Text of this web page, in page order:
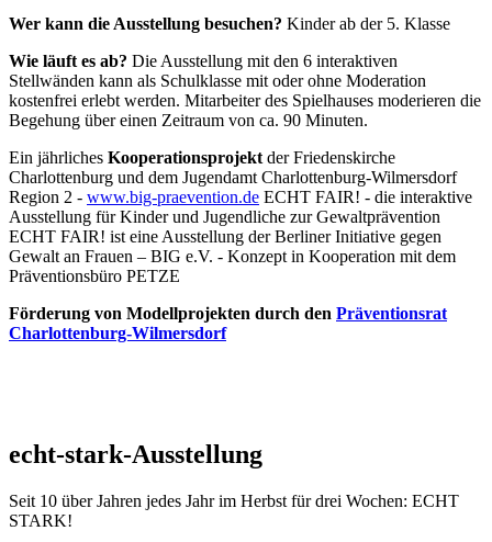
Wer kann die Ausstellung besuchen? Kinder ab der 5. Klasse
Wie läuft es ab? Die Ausstellung mit den 6 interaktiven
Stellwänden kann als Schulklasse mit oder ohne Moderation
kostenfrei erlebt werden. Mitarbeiter des Spielhauses moderieren die
Begehung über einen Zeitraum von ca. 90 Minuten.
Ein jährliches Kooperationsprojekt der Friedenskirche
Charlottenburg und dem Jugendamt Charlottenburg-Wilmersdorf
Region 2 - www.big-praevention.de ECHT FAIR! - die interaktive
Ausstellung für Kinder und Jugendliche zur Gewaltprävention
ECHT FAIR! ist eine Ausstellung der Berliner Initiative gegen
Gewalt an Frauen – BIG e.V. - Konzept in Kooperation mit dem
Präventionsbüro PETZE
Förderung von Modellprojekten durch den Präventionsrat
Charlottenburg-Wilmersdorf
echt-stark-Ausstellung
Seit 10 über Jahren jedes Jahr im Herbst für drei Wochen: ECHT
STARK!